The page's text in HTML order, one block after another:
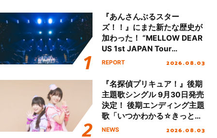
『あんさんぶるスター
ズ！！』にまた新たな歴史が
加わった！ “MELLOW DEAR
US 1st JAPAN Tour
Final「NICE to meet YOU
ート!!
REPORT 2026.08.03
『名探偵プリキュア！』後期
主題歌シングル 9月30日発売
決定！ 後期エンディング主題
歌「いつかわかる☆きっとあ
える」TVサイズ先行配信開
NEWS 2026.08.03